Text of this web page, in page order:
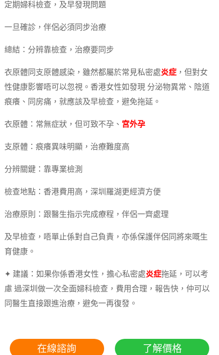
定期婦科檢查，及早發現問題
一旦確診，伴侶必須同步治療
總結：分辨靠檢查，治療要同步
衣原體同支原體感染，雖然都屬於常見私密處炎症，但對女
性健康影響唔可以忽視。香港女性如發現 分泌物異常、陰道
痕癢、同房痛，就應該及早檢查，避免拖延。
衣原體：常無症狀，但可致不孕、 宮外孕
支原體：痕癢異味明顯，治療難度高
分辨關鍵：靠專業檢測
檢查地點：香港費用高，深圳羅湖更經濟方便
治療原則：跟醫生指示完成療程，伴侶一齊處理
及早檢查，唔單止係對自己負責，亦係保護伴侶同將來嘅生
育健康。
✦ 建議：如果你係香港女性，擔心私密處炎症拖延，可以考
慮 過深圳做一次全面婦科檢查，費用合理，報告快，仲可以
同醫生直接跟進治療，避免一再復發。
在線諮詢 了解價格